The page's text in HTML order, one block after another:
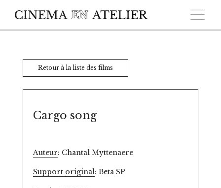
Retour à la liste des films
Cargo song
Auteur: Chantal Myttenaere
Support original: Beta SP